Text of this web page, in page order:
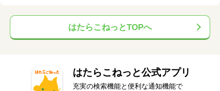
はたらこねっとTOPへ
はたらこねっと公式アプリ
充実の検索機能と便利な通知機能で